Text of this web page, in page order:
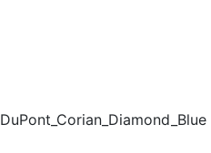
DuPont_Corian_Diamond_Blue